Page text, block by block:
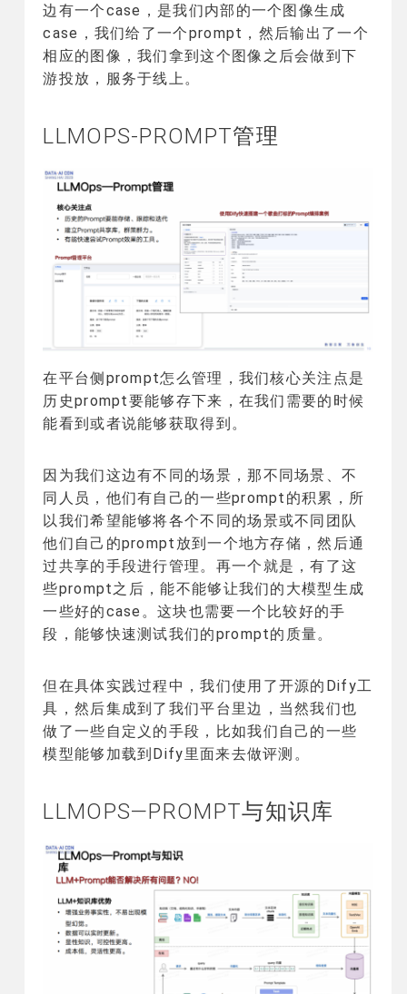
边有一个case，是我们内部的一个图像生成
case，我们给了一个prompt，然后输出了一个
相应的图像，我们拿到这个图像之后会做到下
游投放，服务于线上。
LLMOPS-PROMPT管理
在平台侧prompt怎么管理，我们核心关注点是
历史prompt要能够存下来，在我们需要的时候
能看到或者说能够获取得到。
因为我们这边有不同的场景，那不同场景、不
同人员，他们有自己的一些prompt的积累，所
以我们希望能够将各个不同的场景或不同团队
他们自己的prompt放到一个地方存储，然后通
过共享的手段进行管理。再一个就是，有了这
些prompt之后，能不能够让我们的大模型生成
一些好的case。这块也需要一个比较好的手
段，能够快速测试我们的prompt的质量。
但在具体实践过程中，我们使用了开源的Dify工
具，然后集成到了我们平台里边，当然我们也
做了一些自定义的手段，比如我们自己的一些
模型能够加载到Dify里面来去做评测。
LLMOPS—PROMPT与知识库